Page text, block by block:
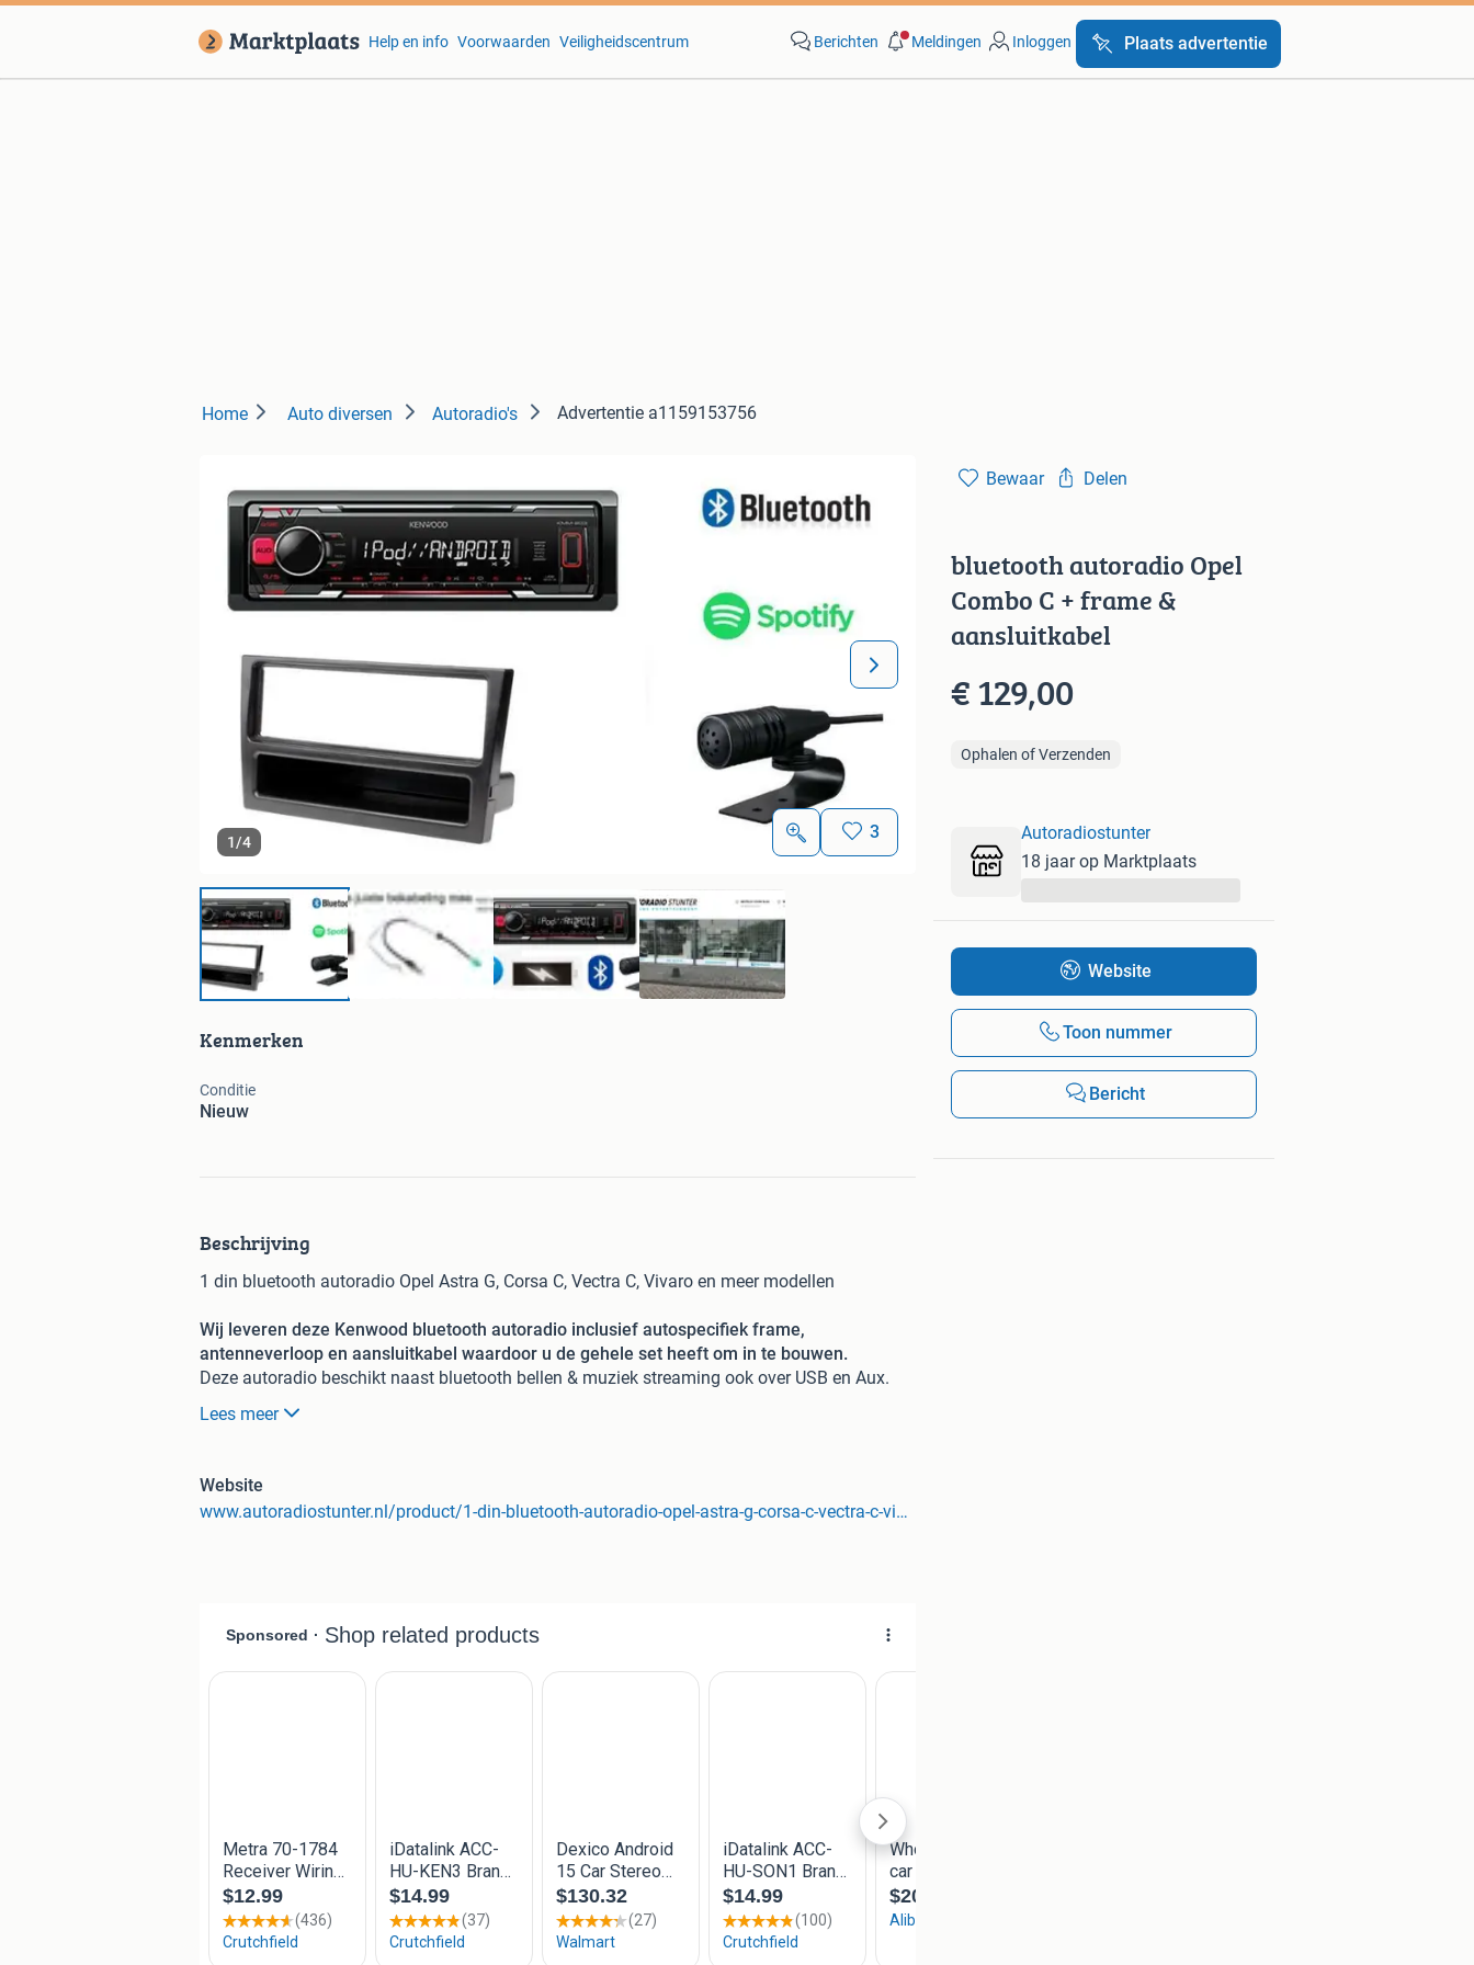
Help en info Voorwaarden Veiligheidscentrum Berichten Meldingen Inloggen Plaats advertentie
Home Auto diversen Autoradio's Advertentie a1159153756
1/4 3
Kenmerken
Conditie
Nieuw
Beschrijving
1 din bluetooth autoradio Opel Astra G, Corsa C, Vectra C, Vivaro en meer modellen
Wij leveren deze Kenwood bluetooth autoradio inclusief autospecifiek frame,
antenneverloop en aansluitkabel waardoor u de gehele set heeft om in te bouwen.
Deze autoradio beschikt naast bluetooth bellen & muziek streaming ook over USB en Aux.
Via de USB kan er muziek worden afgespeeld of kan een telefoon worden opgeladen.
De microfoon om te bellen krijgt u gratis meegeleverd! Wij hebben alle kleuren in voorraad.
gratis bezorging
Vivaro 2001 2010
Agila 2000 2007
Werkt met de Kenwood remote app
Radio beschikt over RDS
Ingebouwde Equalizer
Ingebouwde DSP
USB (afspelen en opladen)
Lees meer
Website
www.autoradiostunter.nl/product/1-din-bluetooth-autoradio-opel-astra-g-corsa-c-vectra-c-vivaro-zwart-en-meer-modellen/
Bewaar Delen
bluetooth autoradio Opel
Combo C + frame &
aansluitkabel
€ 129,00
Ophalen of Verzenden
Autoradiostunter
18 jaar op Marktplaats
Website
Toon nummer
Bericht